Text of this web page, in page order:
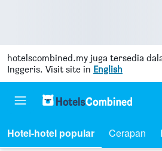
hotelscombined.my juga tersedia
Inggeris. Visit site in English
Hotel-hotel popular Cerapan